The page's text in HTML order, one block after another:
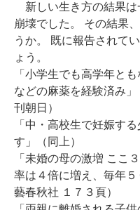
新しい生き方の結果は
崩壊でした。 その結果
うか。 既に報告されて
ょう。
「小学生でも高学年と
などの麻薬を経験済み
刊朝日）
「中・高校生で妊娠す
す」（同上）
「未婚の母の激増 ここ
率は４倍に増え、毎年
藝春秋社 １７３頁）